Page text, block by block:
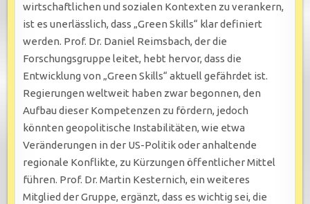
wirtschaftlichen und sozialen Kontexten zu verankern,
ist es unerlässlich, dass „Green Skills“ klar definiert
werden. Prof. Dr. Daniel Reimsbach, der die
Forschungsgruppe leitet, hebt hervor, dass die
Entwicklung von „Green Skills“ aktuell gefährdet ist.
Regierungen weltweit haben zwar begonnen, den
Aufbau dieser Kompetenzen zu fördern, jedoch
könnten geopolitische Instabilitäten, wie etwa
Veränderungen in der US-Politik oder anhaltende
regionale Konflikte, zu Kürzungen öffentlicher Mittel
führen. Prof. Dr. Martin Kesternich, ein weiteres
Mitglied der Gruppe, ergänzt, dass es wichtig sei, die